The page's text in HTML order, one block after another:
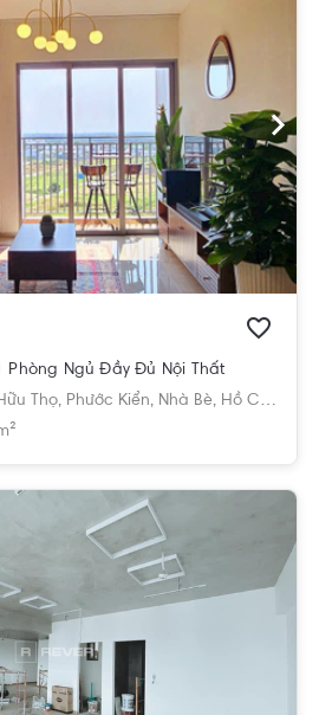
Phòng Ngủ Đầy Đủ Nội Thất
Thọ, Phước Kiển, Nhà Bè, Hồ Chí Minh